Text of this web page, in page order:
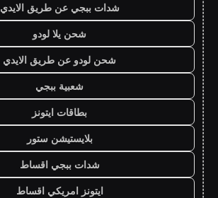
شدات ببجي عن طريق الايدي
شحن يلا لودو
شحن لودو عن طريق الايدي
شعبية ببجي
بطاقات ايتونز
بلايستيشن ستور
شدات ببجي اقساط
ايتونز امريكي اقساط